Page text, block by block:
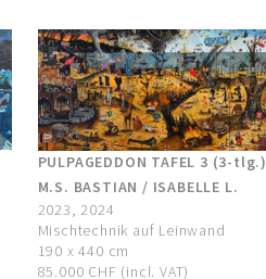
PULPAGEDDON TAFEL 3 (3-tlg.)
M.S. BASTIAN / ISABELLE L.
2023, 2024
Mischtechnik auf Leinwand
190 x 440 cm
85.000 CHF (incl. VAT)